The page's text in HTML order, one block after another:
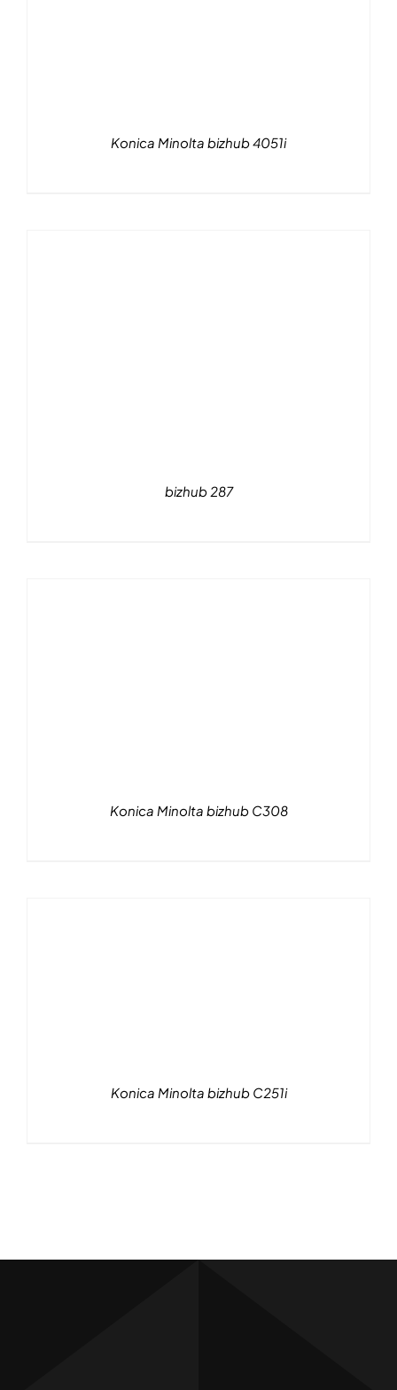
Konica Minolta bizhub 4051i
bizhub 287
Konica Minolta bizhub C308
Konica Minolta bizhub C251i